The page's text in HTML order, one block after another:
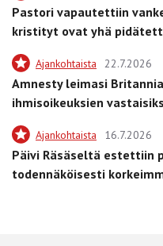
Pastori vapautettiin
kristityt ovat yhä
Ajankohtaista 22.7.2026
Amnesty leimasi
ihmisoikeuksien
Ajankohtaista 16.7.2026
Päivi Räsäseltä estettiin
todennäköisesti